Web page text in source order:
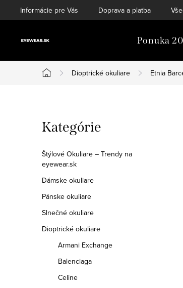
na
Informácie pre Vás Doprava a platba
Ponuka
Domov
Dioptrické okuliare Etnia
o
č
n
ý
p
a
Preskočiť
kategórie
Kategórie
Štýlové Okuliare – Trendy na
eyewear.sk
Dámske okuliare
Pánske okuliare
Slnečné okuliare
Dioptrické okuliare
Armani Exchange
Balenciaga
Celine